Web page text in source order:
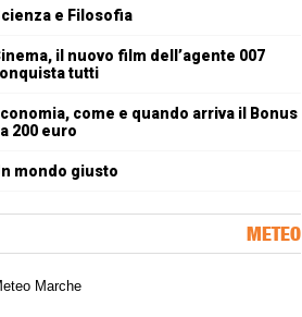
e Filosofia
il nuovo film dell’agente 007
tutti
come e quando arriva il Bonus
200 euro
mondo giusto
METEO
meteorologica delle Marche